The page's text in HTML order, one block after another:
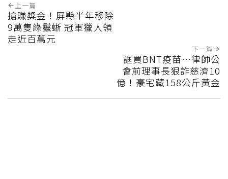
上一篇
搶賺獎金！屏縣半年移除
9萬隻綠鬣蜥 冠軍獵人領
走近百萬元
下一篇
誆買BNT疫苗…律師公
會前理事長狠詐慈濟10
億！豪宅藏158公斤黃金